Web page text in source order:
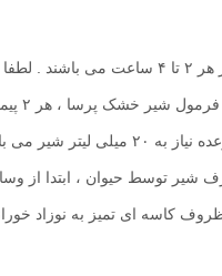
نوزادان تازه متولد شده بسته به سن آنها نیازمند
ولرم مخلوط نمائید . به ازای هر ۱۰۰ گرم از
توسط حیوان ، ابتدا از
کاسه ای تمیز به نوزاد